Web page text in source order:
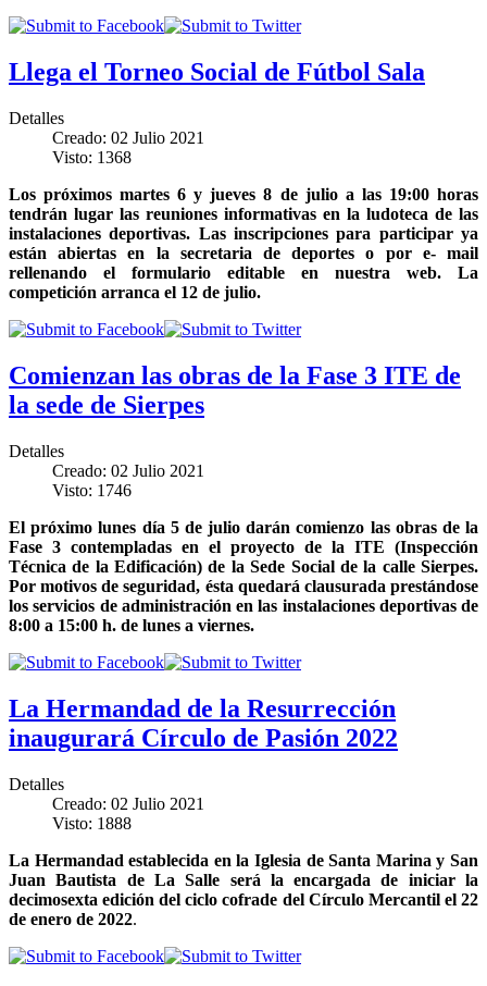
Llega el Torneo Social de Fútbol Sala
Detalles
Creado: 02 Julio 2021
Visto: 1368
Los próximos martes 6 y jueves 8 de julio a las 19:00 horas
tendrán lugar las reuniones informativas en la ludoteca de las
instalaciones deportivas. Las inscripciones para participar ya
están abiertas en la secretaria de deportes o por e- mail
rellenando el formulario editable en nuestra web. La
competición arranca el 12 de julio.
Comienzan las obras de la Fase 3 ITE de
la sede de Sierpes
Detalles
Creado: 02 Julio 2021
Visto: 1746
El próximo lunes día 5 de julio darán comienzo las obras de la
Fase 3 contempladas en el proyecto de la ITE (Inspección
Técnica de la Edificación) de la Sede Social de la calle Sierpes.
Por motivos de seguridad, ésta quedará clausurada prestándose
los servicios de administración en las instalaciones deportivas de
8:00 a 15:00 h. de lunes a viernes.
La Hermandad de la Resurrección
inaugurará Círculo de Pasión 2022
Detalles
Creado: 02 Julio 2021
Visto: 1888
La Hermandad establecida en la Iglesia de Santa Marina y San
Juan Bautista de La Salle será la encargada de iniciar la
decimosexta edición del ciclo cofrade del Círculo Mercantil el 22
de enero de 2022.